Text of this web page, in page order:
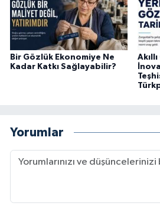
Bir Gözlük Ekonomiye Ne
Kadar Katkı Sağlayabilir?
Yorumlar